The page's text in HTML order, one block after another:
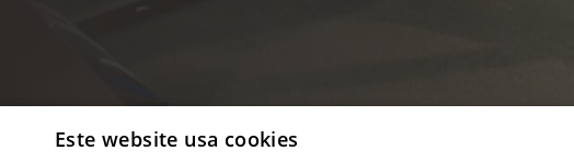
Este website usa cookies